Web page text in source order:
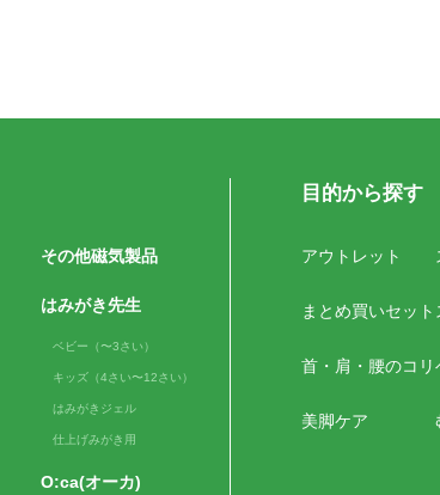
その他磁気製品
はみがき先生
ベビー（〜3さい）
キッズ（4さい〜12さい）
はみがきジェル
仕上げみがき用
O:ca(オーカ)
目的から探す
アウトレット
まとめ買いセット
首・肩・腰のコリ
美脚ケア